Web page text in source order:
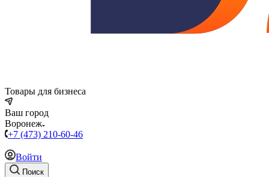
Товары для бизнеса
Ваш город
Воронеж
+7 (473) 210-60-46
Войти
Поиск